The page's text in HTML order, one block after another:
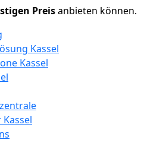
Preisanbieten können.
Kassel
Kassel